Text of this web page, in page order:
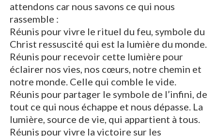
attendons car nous savons ce qui nous
rassemble :
Réunis pour vivre le rituel du feu, symbole du
Christ ressuscité qui est la lumière du monde.
Réunis pour recevoir cette lumière pour
éclairer nos vies, nos cœurs, notre chemin et
notre monde. Celle qui comble le vide.
Réunis pour partager le symbole de l’infini, de
tout ce qui nous échappe et nous dépasse. La
lumière, source de vie, qui appartient à tous.
Réunis pour vivre la victoire sur les